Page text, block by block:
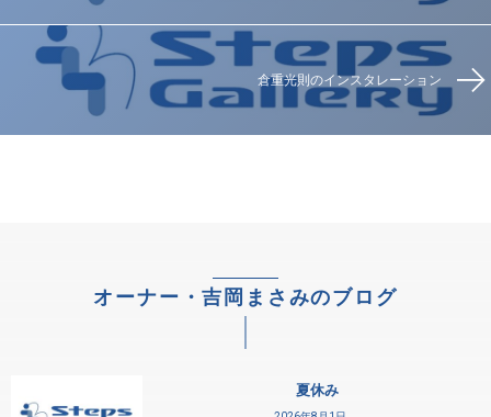
倉重光則のインスタレーション
オーナー・吉岡まさみのブログ
夏休み